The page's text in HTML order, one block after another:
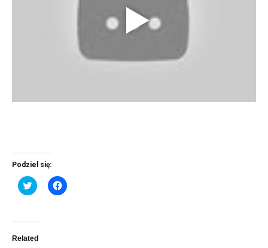
Podziel się:
Click
to
(Opens
new
Click
to
Related